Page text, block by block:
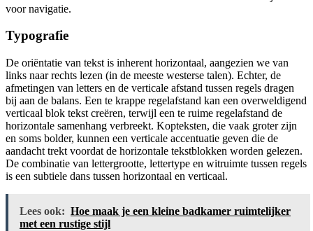
voor navigatie.
Typografie
De oriëntatie van tekst is inherent horizontaal, aangezien we van
links naar rechts lezen (in de meeste westerse talen). Echter, de
afmetingen van letters en de verticale afstand tussen regels dragen
bij aan de balans. Een te krappe regelafstand kan een overweldigend
verticaal blok tekst creëren, terwijl een te ruime regelafstand de
horizontale samenhang verbreekt. Kopteksten, die vaak groter zijn
en soms bolder, kunnen een verticale accentuatie geven die de
aandacht trekt voordat de horizontale tekstblokken worden gelezen.
De combinatie van lettergrootte, lettertype en witruimte tussen regels
is een subtiele dans tussen horizontaal en verticaal.
Lees ook: Hoe maak je een kleine badkamer ruimtelijker
met een rustige stijl